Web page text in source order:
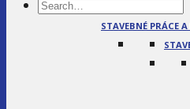
SLUŽBY
STAVEBNÉ PRÁCE